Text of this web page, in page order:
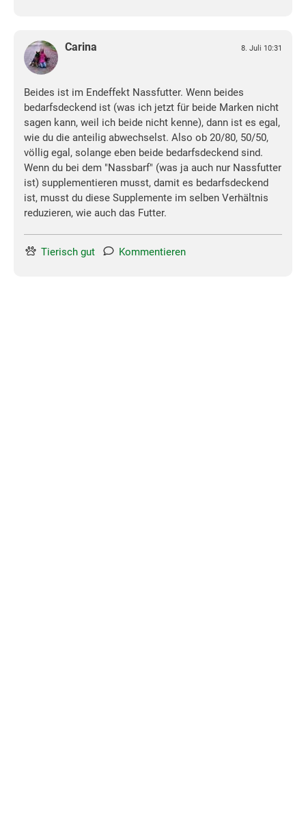
Carina 8. Juli 10:31
Beides ist im Endeffekt Nassfutter. Wenn beides
bedarfsdeckend ist (was ich jetzt für beide Marken nicht
sagen kann, weil ich beide nicht kenne), dann ist es egal,
wie du die anteilig abwechselst. Also ob 20/80, 50/50,
völlig egal, solange eben beide bedarfsdeckend sind.
Wenn du bei dem "Nassbarf" (was ja auch nur Nassfutter
ist) supplementieren musst, damit es bedarfsdeckend
ist, musst du diese Supplemente im selben Verhältnis
reduzieren, wie auch das Futter.
Tierisch gut Kommentieren